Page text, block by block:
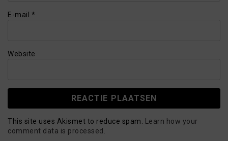
E-mail *
Website
This site uses Akismet to reduce spam.
Learn how your
comment data is processed.